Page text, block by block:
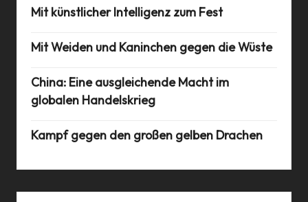
Mit künstlicher Intelligenz zum Fest
Mit Weiden und Kaninchen gegen die Wüste
China: Eine ausgleichende Macht im
globalen Handelskrieg
Kampf gegen den großen gelben Drachen